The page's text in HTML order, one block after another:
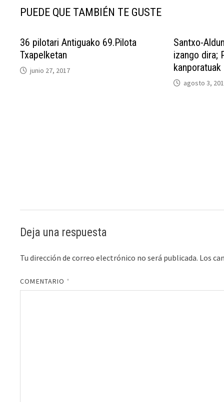
PUEDE QUE TAMBIÉN TE GUSTE
36 pilotari Antiguako 69.Pilota
Txapelketan
junio 27, 2017
Santxo-
izango dira;
kanporatuak
agosto 3,
Deja una respuesta
Tu dirección de correo electrónico no será publicada. Los
COMENTARIO *